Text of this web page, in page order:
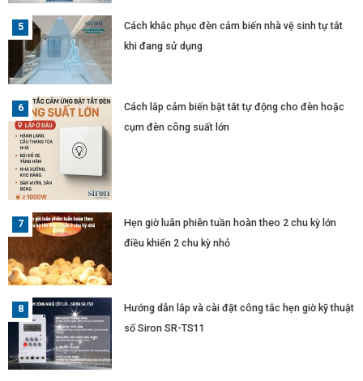
Cách khắc phục đèn cảm biến nhà vệ sinh tự tắt
khi đang sử dụng
Cách lắp cảm biến bật tắt tự động cho đèn hoặc
cụm đèn công suất lớn
Hẹn giờ luân phiên tuần hoàn theo 2 chu kỳ lớn
điều khiển 2 chu kỳ nhỏ
Hướng dẫn lắp và cài đặt công tắc hẹn giờ kỹ thuật
số Siron SR-TS11